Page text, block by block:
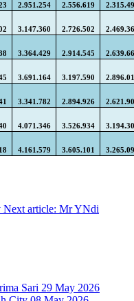
2.951.254 2.556.619
3.147.360 2.726.502
3.364.429 2.914.545
3.691.164 3.197.590
3.341.782 2.894.926
4.071.346 3.526.934
4.161.579 3.605.101
Next article: Mr YNdi
Sari 29 May 2026